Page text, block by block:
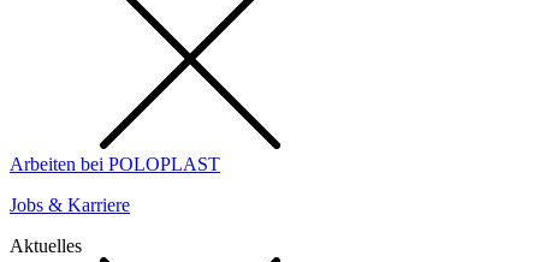
Arbeiten bei POLOPLAST
Jobs & Karriere
Aktuelles